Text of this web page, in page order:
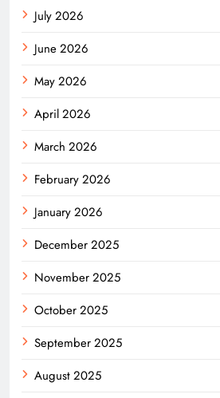
July 2026
June 2026
May 2026
April 2026
March 2026
February 2026
January 2026
December 2025
November 2025
October 2025
September 2025
August 2025